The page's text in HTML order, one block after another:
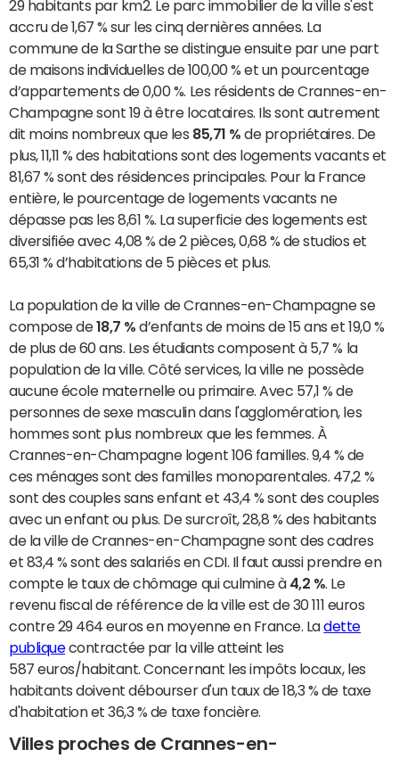
29 habitants par km2. Le parc immobilier de la ville s'est
accru de 1,67 % sur les cinq dernières années. La
commune de la Sarthe se distingue ensuite par une part
de maisons individuelles de 100,00 % et un pourcentage
d’appartements de 0,00 %. Les résidents de Crannes-en-
Champagne sont 19 à être locataires. Ils sont autrement
dit moins nombreux que les 85,71 % de propriétaires. De
plus, 11,11 % des habitations sont des logements vacants et
81,67 % sont des résidences principales. Pour la France
entière, le pourcentage de logements vacants ne
dépasse pas les 8,61 %. La superficie des logements est
diversifiée avec 4,08 % de 2 pièces, 0,68 % de studios et
65,31 % d’habitations de 5 pièces et plus.
La population de la ville de Crannes-en-Champagne se
compose de18,7 % d’enfants de moins de 15 ans et 19,0 %
de plus de 60 ans. Les étudiants composent à 5,7 % la
population de la ville. Côté services, la ville ne possède
aucune école maternelle ou primaire. Avec 57,1 % de
personnes de sexe masculin dans l'agglomération, les
hommes sont plus nombreux que les femmes. À
Crannes-en-Champagne logent 106 familles. 9,4 % de
ces ménages sont des familles monoparentales. 47,2 %
sont des couples sans enfant et 43,4 % sont des couples
avec un enfant ou plus. De surcroît, 28,8 % des habitants
de la ville de Crannes-en-Champagne sont des cadres
et 83,4 % sont des salariés en CDI. Il faut aussi prendre en
compte le taux de chômage qui culmine à 4,2 % . Le
revenu fiscal de référence de la ville est de 30 111 euros
contre 29 464 euros en moyenne en France. Ladette
publiquecontractée par la ville atteint les
587 euros/habitant. Concernant les impôts locaux, les
habitants doivent débourser d'un taux de 18,3 % de taxe
d'habitation et 36,3 % de taxe foncière.
Villes proches de Crannes-en-